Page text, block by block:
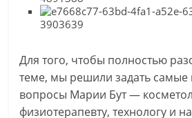
Для того, чтобы полностью
теме, мы решили задать
вопросы Марии Бут —
физиотерапевту, технологу и